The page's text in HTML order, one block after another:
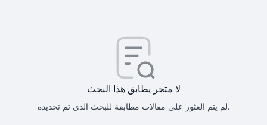
لا متجر يطابق هذا البحث
لم يتم العثور على مقالات مطابقة للبحث الذي تم تحديده.